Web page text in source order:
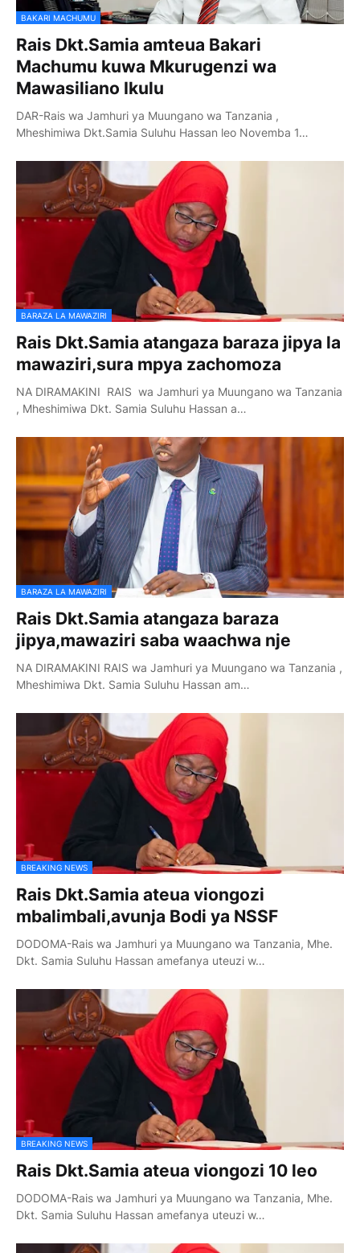
BAKARI MACHUMU
Rais Dkt.Samia amteua Bakari
Machumu kuwa Mkurugenzi wa
Mawasiliano Ikulu
DAR-Rais wa Jamhuri ya Muungano wa Tanzania ,
Mheshimiwa Dkt.Samia Suluhu Hassan leo Novemba 1…
BARAZA LA MAWAZIRI
Rais Dkt.Samia atangaza baraza jipya la
mawaziri,sura mpya zachomoza
NA DIRAMAKINI RAIS wa Jamhuri ya Muungano wa Tanzania
, Mheshimiwa Dkt. Samia Suluhu Hassan a…
BARAZA LA MAWAZIRI
Rais Dkt.Samia atangaza baraza
jipya,mawaziri saba waachwa nje
NA DIRAMAKINI RAIS wa Jamhuri ya Muungano wa Tanzania ,
Mheshimiwa Dkt. Samia Suluhu Hassan am…
BREAKING NEWS
Rais Dkt.Samia ateua viongozi
mbalimbali,avunja Bodi ya NSSF
DODOMA-Rais wa Jamhuri ya Muungano wa Tanzania, Mhe.
Dkt. Samia Suluhu Hassan amefanya uteuzi w…
BREAKING NEWS
Rais Dkt.Samia ateua viongozi 10 leo
DODOMA-Rais wa Jamhuri ya Muungano wa Tanzania, Mhe.
Dkt. Samia Suluhu Hassan amefanya uteuzi w…